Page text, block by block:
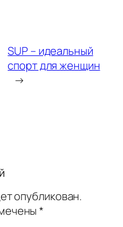
SUP – идеальный
спорт для женщин
→
опубликован.
*